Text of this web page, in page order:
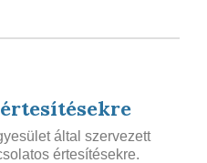
által szervezett
értesítésekre.